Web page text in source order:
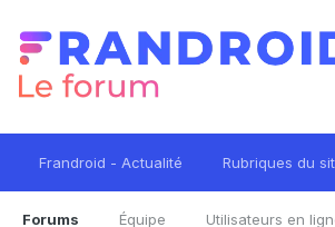
Frandroid - Actualité Rubriques du
Forums Équipe Utilisateurs en